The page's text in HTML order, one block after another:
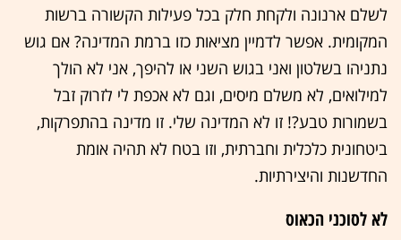
לשלם ארנונה ולקחת חלק בכל פעילות הקשורה ברשות
המקומית. אפשר לדמיין מציאות כזו ברמת המדינה? אם גוש
נתניהו בשלטון ואני בגוש השני או להיפך, אני לא הולך
למילואים, לא משלם מיסים, וגם לא אכפת לי לזרוק זבל
בשמורות טבע?! זו לא המדינה שלי. זו מדינה בהתפרקות,
ביטחונית כלכלית וחברתית, וזו בטח לא תהיה אומת
החדשנות והיצירתיות.
לא לסוכני הכאוס